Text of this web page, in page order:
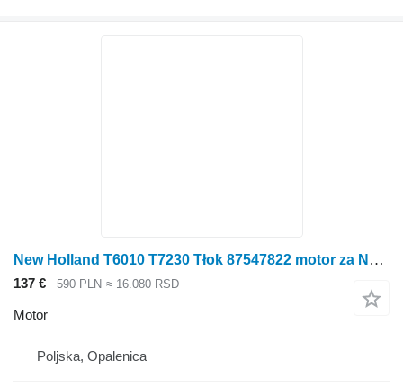
New Holland T6010 T7230 Tłok 87547822 motor za New Holland
137 € 590 PLN ≈ 16.080 RSD
Motor
Poljska, Opalenica